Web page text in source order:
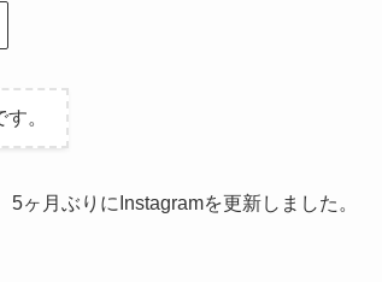
。
ヶ月ぶりにInstagramを更新しました。